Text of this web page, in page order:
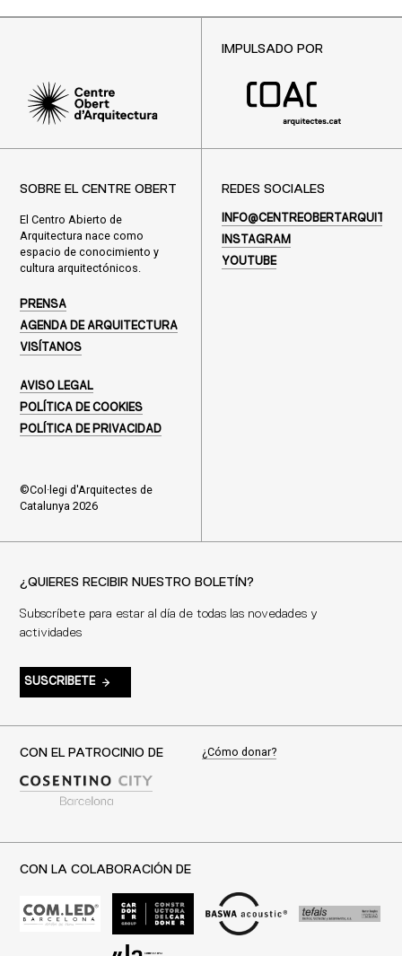
IMPULSADO POR
SOBRE EL CENTRE OBERT
El Centro Abierto de
Arquitectura nace como
espacio de conocimiento y
cultura arquitectónicos.
PRENSA
AGENDA DE ARQUITECTURA
VISÍTANOS
AVISO LEGAL
POLÍTICA DE COOKIES
POLÍTICA DE PRIVACIDAD
©Col·legi d'Arquitectes de
Catalunya 2026
REDES SOCIALES
INSTAGRAM
YOUTUBE
¿QUIERES RECIBIR NUESTRO BOLETÍN?
Subscríbete para estar al día de todas las novedades y
actividades
SUSCRIBETE
CON EL PATROCINIO DE ¿Cómo donar?
CON LA COLABORACIÓN DE